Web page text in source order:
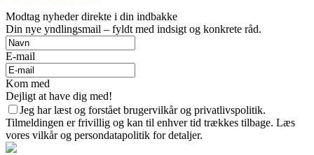
Modtag nyheder direkte i din indbakke
Din nye yndlingsmail – fyldt med indsigt og konkrete råd.
E-mail
Kom med
Dejligt at have dig med!
Jeg har læst og forstået brugervilkår og privatlivspolitik.
Tilmeldingen er frivillig og kan til enhver tid trækkes tilbage. Læs
vores vilkår og persondatapolitik for detaljer.